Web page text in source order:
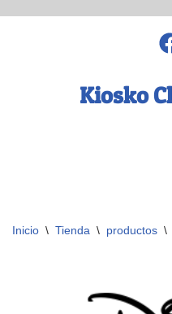
Kiosko
Inicio \ Tienda \ productos \